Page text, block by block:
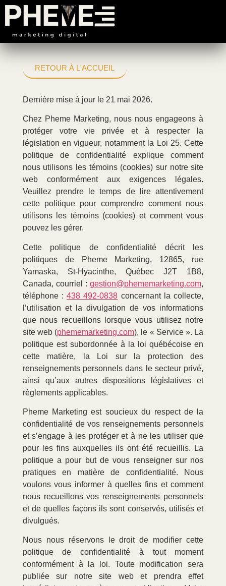
Politique de
confidentialité
RETOUR À L'ACCUEIL
Dernière mise à jour le 21 mai 2026.
Chez Pheme Marketing, nous nous engageons à
protéger votre vie privée et à respecter la
législation en vigueur, notamment la Loi 25. Cette
politique de confidentialité explique comment
nous utilisons les témoins (cookies) sur notre site
web conformément aux exigences légales.
Veuillez prendre le temps de lire attentivement
cette politique pour comprendre comment nous
utilisons les témoins (cookies) et comment vous
pouvez les gérer.
Cette politique de confidentialité décrit les
politiques de Pheme Marketing, 12865, rue
Yamaska, St-Hyacinthe, Québec J2T 1B8,
Canada, courriel :gestion@phememarketing.com,
téléphone :438 492-0838 concernant la collecte,
l’utilisation et la divulgation de vos informations
que nous recueillons lorsque vous utilisez notre
site web (phememarketing.com), le « Service ». La
politique est subordonnée à la loi québécoise en
cette matière, la Loi sur la protection des
renseignements personnels dans le secteur privé,
ainsi qu’aux autres dispositions législatives et
règlements applicables.
Pheme Marketing est soucieux du respect de la
confidentialité de vos renseignements personnels
et s’engage à les protéger et à ne les utiliser que
pour les fins auxquelles ils ont été recueillis. La
politique a pour but de vous renseigner sur nos
pratiques en matière de confidentialité. Nous
voulons vous informer à quelles fins et comment
nous recueillons vos renseignements personnels
et de quelles façons ils sont conservés, utilisés et
divulgués.
Nous nous réservons le droit de modifier cette
politique de confidentialité à tout moment
conformément à la loi. Toute modification sera
publiée sur notre site web et prendra effet